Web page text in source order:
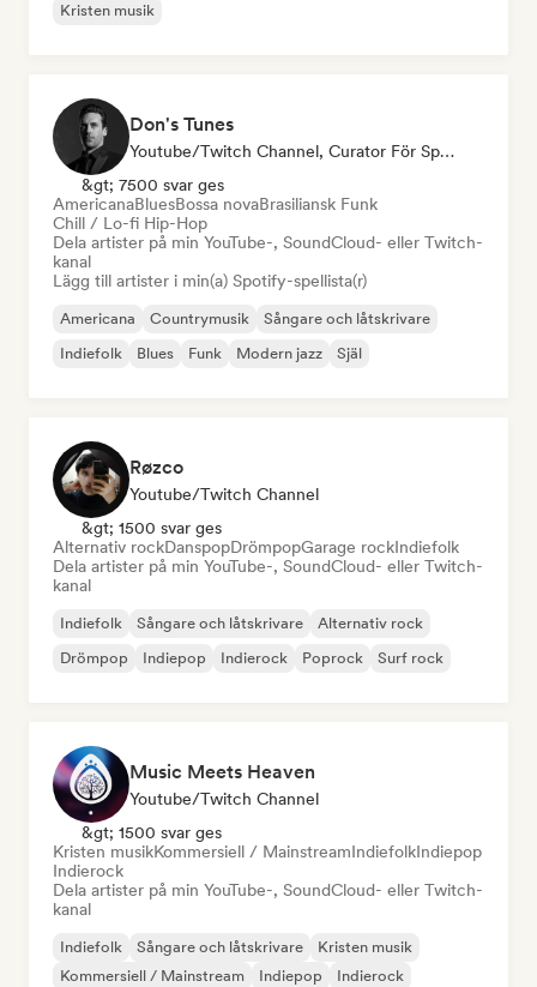
Kristen musik
Don's Tunes
Youtube/Twitch Channel, Curator För Spellistor
&gt; 7500 svar ges
AmericanaBluesBossa novaBrasiliansk Funk
Chill / Lo-fi Hip-Hop
Dela artister på min YouTube-, SoundCloud- eller Twitch-
kanal
Lägg till artister i min(a) Spotify-spellista(r)
Americana Countrymusik
Sångare och låtskrivare
Indiefolk
Blues Funk Modern jazz Själ
Røzco
Youtube/Twitch Channel
&gt; 1500 svar ges
Alternativ rockDanspopDrömpopGarage rockIndiefolk
Dela artister på min YouTube-, SoundCloud- eller Twitch-
kanal
Indiefolk Sångare och låtskrivare
Alternativ rock
Drömpop
Indiepop Indierock Poprock Surf rock
Music Meets Heaven
Youtube/Twitch Channel
&gt; 1500 svar ges
Kristen musikKommersiell / MainstreamIndiefolkIndiepop
Indierock
Dela artister på min YouTube-, SoundCloud- eller Twitch-
kanal
Indiefolk Sångare och låtskrivare
Kristen musik
Kommersiell / Mainstream
Indiepop Indierock